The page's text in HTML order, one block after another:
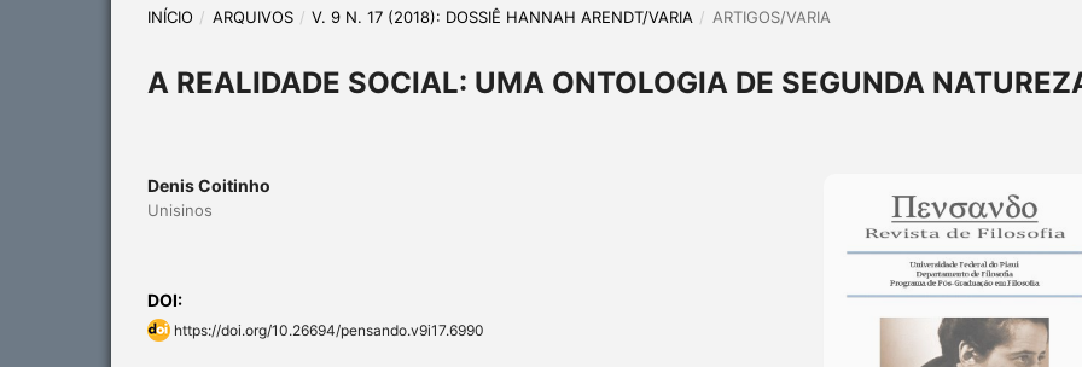
INÍCIO / ARQUIVOS / V. 9 N. 17 (2018): DOSSIÊ HANNAH ARENDT/VARIA / ARTIGOS/VARIA
A REALIDADE SOCIAL: UMA ONTOLOGIA DE SEGUNDA
Denis Coitinho
Unisinos
DOI:
https://doi.org/10.26694/pensando.v9i17.6990